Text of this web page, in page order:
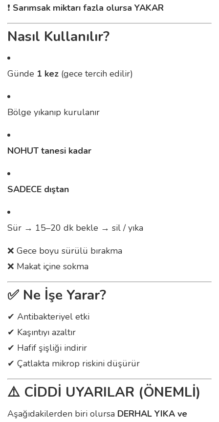
❗ Sarımsak miktarı fazla olursa YAKAR
Nasıl Kullanılır?
Günde 1 kez (gece tercih edilir)
Bölge yıkanıp kurulanır
NOHUT tanesi kadar
SADECE dıştan
Sür → 15–20 dk bekle → sil / yıka
❌ Gece boyu sürülü bırakma
❌ Makat içine sokma
✅ Ne İşe Yarar?
✔ Antibakteriyel etki
✔ Kaşıntıyı azaltır
✔ Hafif şişliği indirir
✔ Çatlakta mikrop riskini düşürür
⚠️ CİDDİ UYARILAR (ÖNEMLİ)
Aşağıdakilerden biri olursa DERHAL YIKA ve